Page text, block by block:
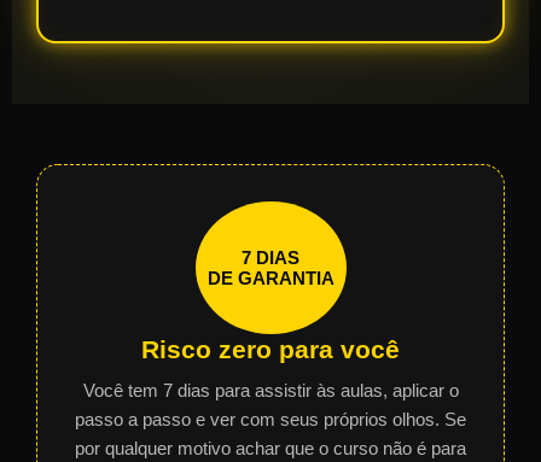
7 DIAS
DE GARANTIA
Risco zero para você
Você tem 7 dias para assistir às aulas, aplicar o
passo a passo e ver com seus próprios olhos. Se
por qualquer motivo achar que o curso não é para